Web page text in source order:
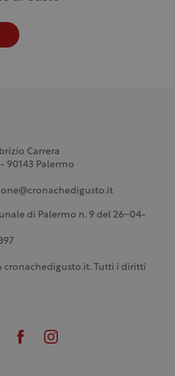
Carrera
90143 Palermo
di Palermo n. 9 del 26-04-
cronachedigusto.it. Tutti i diritti